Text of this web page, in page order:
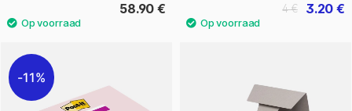
58.90 € 3.20 €
4 €
11%